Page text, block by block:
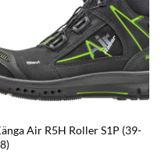
Air R5H Roller S1P (39-